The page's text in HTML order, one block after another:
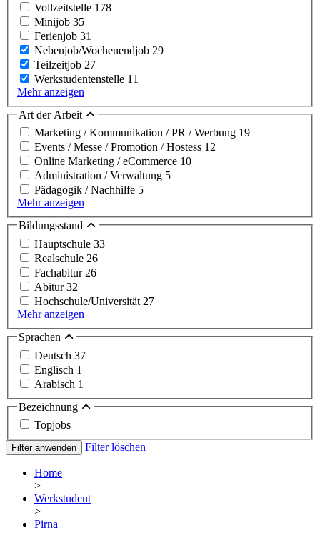
Vollzeitstelle 178
Minijob 35
Ferienjob 31
Nebenjob/Wochenendjob 29
Teilzeitjob 27
Werkstudentenstelle 11
Mehr anzeigen
Art der Arbeit
Marketing / Kommunikation / PR / Werbung 19
Events / Messe / Promotion / Hostess 12
Online Marketing / eCommerce 10
Administration / Verwaltung 5
Pädagogik / Nachhilfe 5
Mehr anzeigen
Bildungsstand
Hauptschule 33
Realschule 26
Fachabitur 26
Abitur32
Hochschule/Universität 27
Mehr anzeigen
Sprachen
Deutsch 37
Englisch 1
Arabisch 1
Bezeichnung
Topjobs
Filter anwenden Filter löschen
Home
>
Werkstudent
>
Pirna